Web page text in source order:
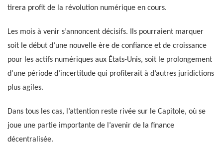
tirera profit de la révolution numérique en cours.
Les mois à venir s’annoncent décisifs. Ils pourraient marquer
soit le début d’une nouvelle ère de confiance et de croissance
pour les actifs numériques aux États-Unis, soit le prolongement
d’une période d’incertitude qui profiterait à d’autres juridictions
plus agiles.
Dans tous les cas, l’attention reste rivée sur le Capitole, où se
joue une partie importante de l’avenir de la finance
décentralisée.